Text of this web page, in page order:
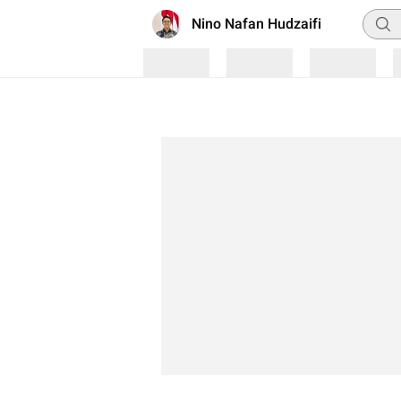
Nino Nafan Hudzaifi